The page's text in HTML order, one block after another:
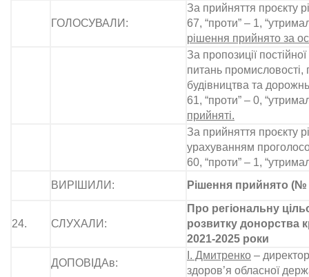
ГОЛОСУВАЛИ:
За прийняття проєкту
67, “проти” – 1,
рішення прийнято за
За пропозиції
питань промисловості,
будівництва та
61, “проти” – 0,
прийняті.
За прийняття проєкту
урахуванням
60, “проти” – 1,
ВИРІШИЛИ:
Рішення прийнято (№
24. СЛУХАЛИ:
Про регіональну
розвитку донорства
2021-2025 роки
ДОПОВІДАв:
І. Дмитренко –
здоров’я обласної